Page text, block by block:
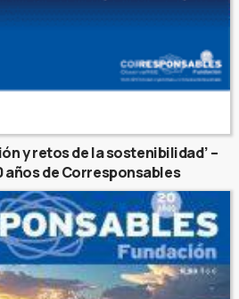
y retos de la sostenibilidad’ –
años de Corresponsables